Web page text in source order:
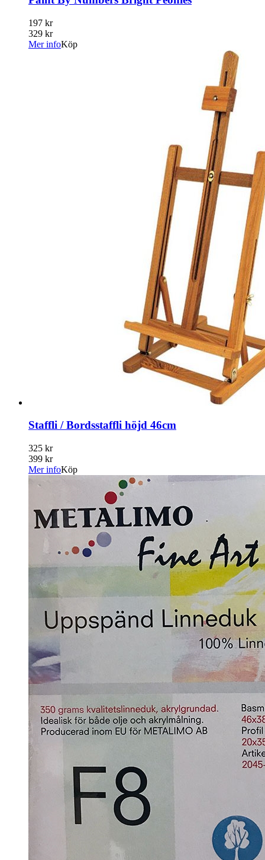
197 kr
329 kr
Mer infoKöp
Staffli / Bordsstaffli höjd 46cm
325 kr
399 kr
Mer infoKöp